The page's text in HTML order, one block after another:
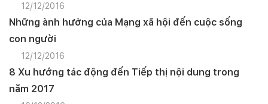
12/12/2016
Những ành hưởng của Mạng xã hội đến cuộc sống
con người
12/12/2016
8 Xu hướng tác động đến Tiếp thị nội dung trong
năm 2017